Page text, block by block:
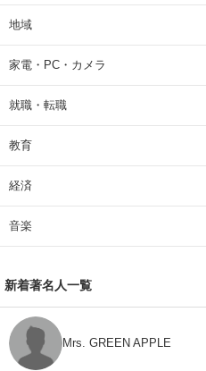
地域
家電・PC・カメラ
就職・転職
教育
経済
音楽
新着著名人一覧
Mrs. GREEN APPLE